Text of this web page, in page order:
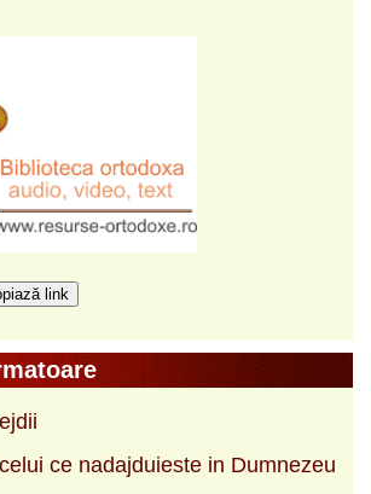
link
ce nadajduieste in Dumnezeu